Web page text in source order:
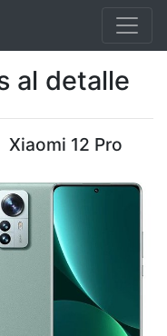
al detalle
Xiaomi 12 Pro